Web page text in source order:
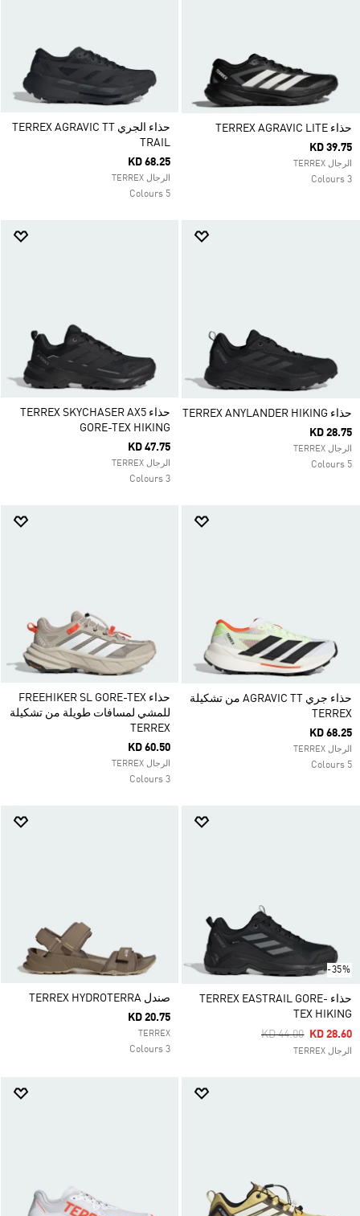
حذاء TERREX AGRAVIC LITE
KD 39.75
الرجال TERREX
3 Colours
حذاء الجري TERREX AGRAVIC TT
TRAIL
KD 68.25
الرجال TERREX
5 Colours
حذاء TERREX ANYLANDER HIKING
KD 28.75
الرجال TERREX
5 Colours
حذاء TERREX SKYCHASER AX5
GORE-TEX HIKING
KD 47.75
الرجال TERREX
3 Colours
حذاء جري AGRAVIC TT من تشكيلة
TERREX
KD 68.25
الرجال TERREX
5 Colours
حذاء FREEHIKER SL GORE-TEX
للمشي لمسافات طويلة من تشكيلة
TERREX
KD 60.50
الرجال TERREX
3 Colours
-35%
حذاء TERREX EASTRAIL GORE-
TEX HIKING
Price Reduced
KD 44.00ToKD 28.60
الرجال TERREX
صندل TERREX HYDROTERRA
KD 20.75
TERREX
3 Colours